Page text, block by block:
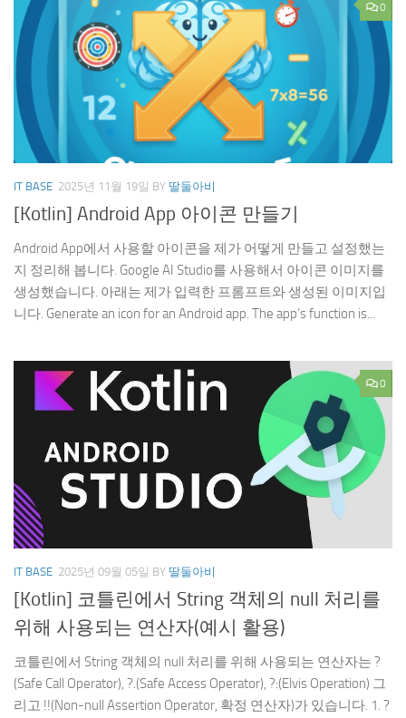
0
IT BASE 2025년 11월 19일 BY 딸둘아비
[Kotlin] Android App 아이콘 만들기
Android App에서 사용할 아이콘을 제가 어떻게 만들고 설정했는
지 정리해 봅니다. Google AI Studio를 사용해서 아이콘 이미지를
생성했습니다. 아래는 제가 입력한 프롬프트와 생성된 이미지입
니다. Generate an icon for an Android app. The app’s function is...
0
IT BASE 2025년 09월 05일 BY 딸둘아비
[Kotlin] 코틀린에서 String 객체의 null 처리를
위해 사용되는 연산자(예시 활용)
코틀린에서 String 객체의 null 처리를 위해 사용되는 연산자는 ?
(Safe Call Operator), ?.(Safe Access Operator), ?:(Elvis Operation) 그
리고 !!(Non-null Assertion Operator, 확정 연산자)가 있습니다. 1. ?